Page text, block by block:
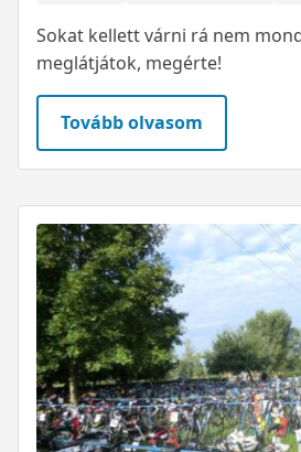
Sokat kellett várni rá nem
meglátjátok, megérte!
Tovább olvasom